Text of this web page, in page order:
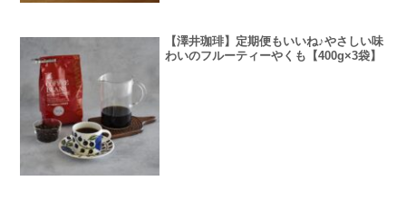
【澤井珈琲】定期便もいいね♪やさしい味
わいのフルーティーやくも【400g×3袋】